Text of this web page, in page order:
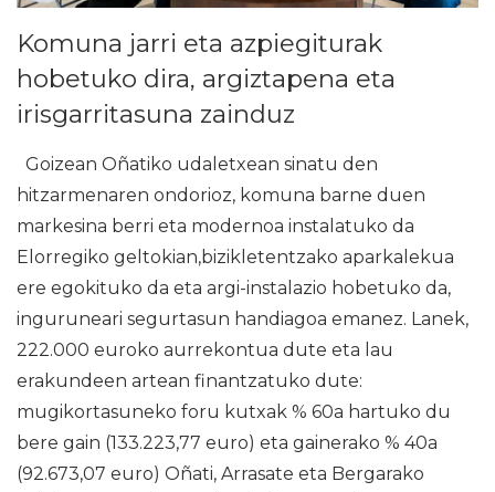
Komuna jarri eta azpiegiturak
hobetuko dira, argiztapena eta
irisgarritasuna zainduz
Goizean Oñatiko udaletxean sinatu den
hitzarmenaren ondorioz, komuna barne duen
markesina berri eta modernoa instalatuko da
Elorregiko geltokian,bizikletentzako aparkalekua
ere egokituko da eta argi-instalazio hobetuko da,
inguruneari segurtasun handiagoa emanez. Lanek,
222.000 euroko aurrekontua dute eta lau
erakundeen artean finantzatuko dute:
mugikortasuneko foru kutxak % 60a hartuko du
bere gain (133.223,77 euro) eta gainerako % 40a
(92.673,07 euro) Oñati, Arrasate eta Bergarako